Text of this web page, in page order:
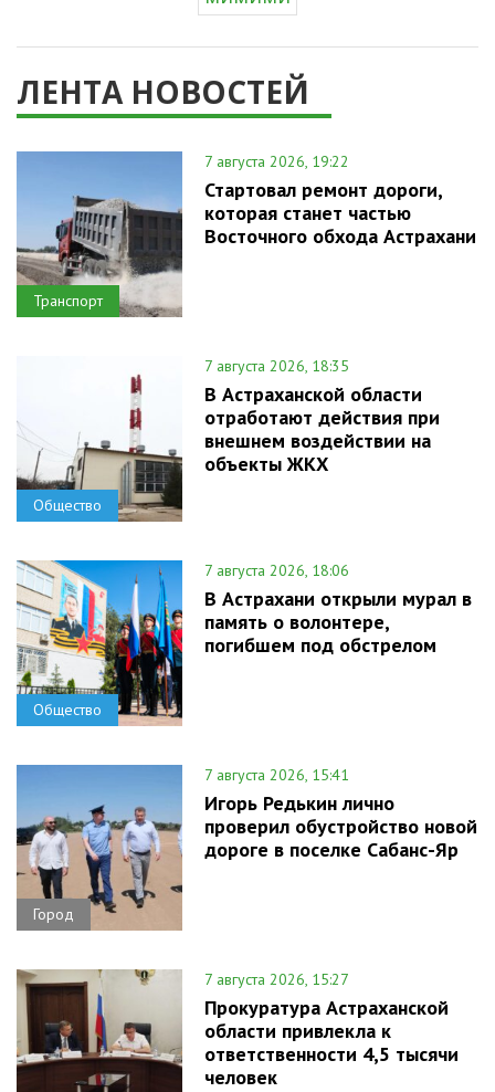
ЛЕНТА НОВОСТЕЙ
Транспорт
7 августа 2026, 19:22
Стартовал ремонт дороги,
которая станет частью
Восточного обхода Астрахани
Общество
7 августа 2026, 18:35
В Астраханской области
отработают действия при
внешнем воздействии на
объекты ЖКХ
Общество
7 августа 2026, 18:06
В Астрахани открыли мурал в
память о волонтере,
погибшем под обстрелом
Город
7 августа 2026, 15:41
Игорь Редькин лично
проверил обустройство новой
дороге в поселке Сабанс-Яр
7 августа 2026, 15:27
Прокуратура Астраханской
области привлекла к
ответственности 4,5 тысячи
человек